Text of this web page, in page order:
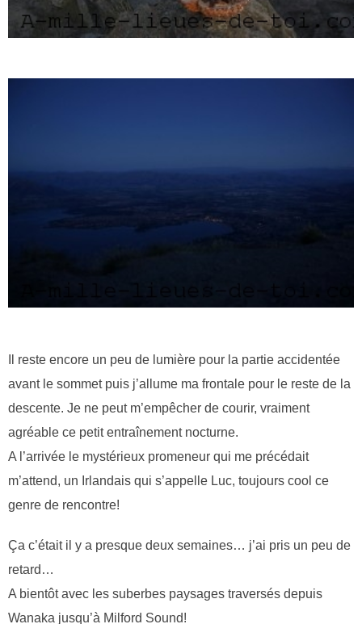
Il reste encore un peu de lumière pour la partie accidentée
avant le sommet puis j’allume ma frontale pour le reste de la
descente. Je ne peut m’empêcher de courir, vraiment
agréable ce petit entraînement nocturne.
A l’arrivée le mystérieux promeneur qui me précédait
m’attend, un Irlandais qui s’appelle Luc, toujours cool ce
genre de rencontre!
Ça c’était il y a presque deux semaines… j’ai pris un peu de
retard…
A bientôt avec les suberbes paysages traversés depuis
Wanaka jusqu’à Milford Sound!